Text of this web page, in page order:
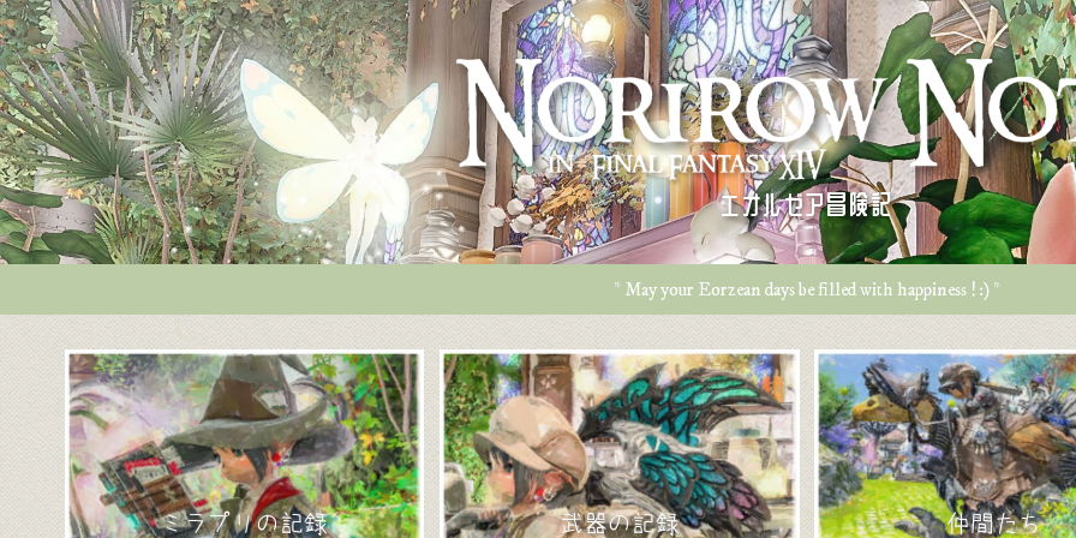
エオルゼア冒険記
* May your Eorzean days be filled with happiness ! :) *
ミラプリの記録 武器の記録 仲間たち